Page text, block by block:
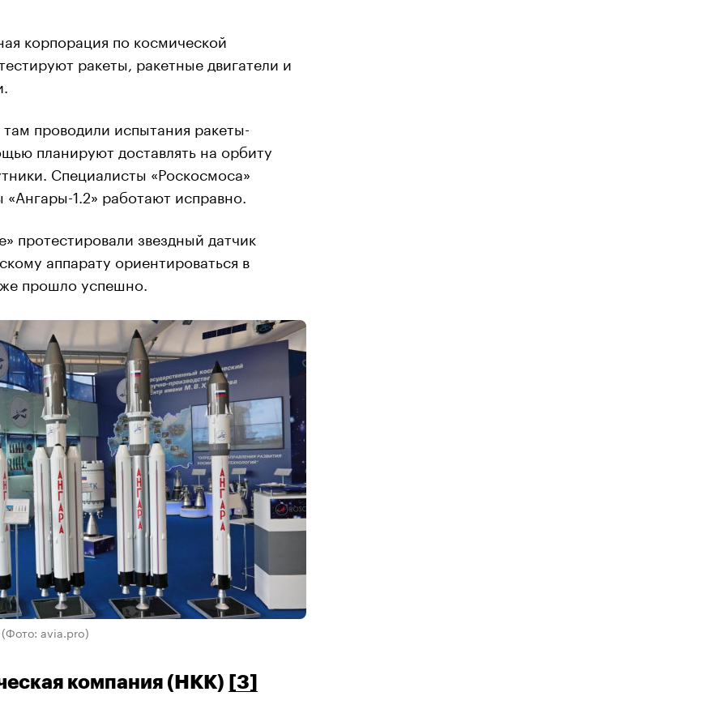
корпорация по космической
ракеты, ракетные двигатели и
проводили испытания ракеты-
планируют доставлять на орбиту
Специалисты «Роскосмоса»
1.2» работают исправно.
протестировали звездный датчик
аппарату ориентироваться в
прошло успешно.
(Фото: avia.pro)
компания (НКК) [3]